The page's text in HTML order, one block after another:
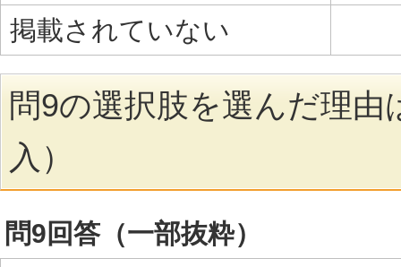
掲載されていない
問9の選択肢を選んだ理由
入）
問9回答（一部抜粋）